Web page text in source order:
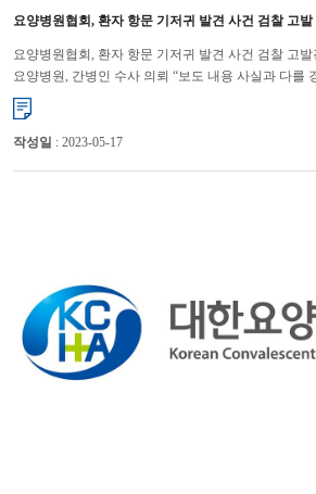
요양병원협회, 환자 항문 기저귀 발견 사건 검찰 고발
요양병원협회, 환자 항문 기저귀 발견 사건 검찰 고
요양병원, 간병인 수사 의뢰 “보도 내용 사실과 다를
것”대한요양병원협회는 최근 모 요양병원에서 간병인
작성일 : 2023-05-17